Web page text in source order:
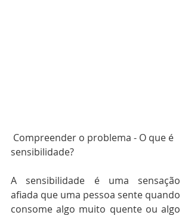
sensibilidade?
A sensibilidade é uma sensação
afiada que uma pessoa sente quando
consome algo muito quente ou algo